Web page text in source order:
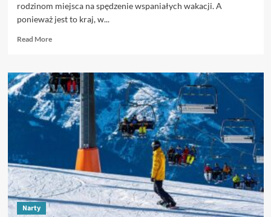
rodzinom miejsca na spędzenie wspaniałych wakacji. A
ponieważ jest to kraj, w...
Read MoreRead
Gdzie
na
narty
w
Szwajcarii?
Narty